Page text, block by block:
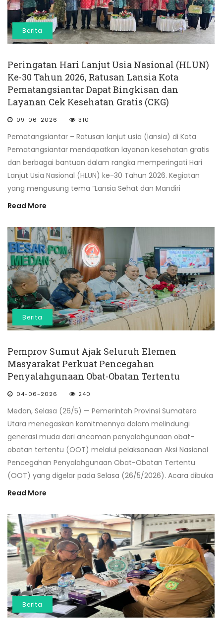
Berita
Peringatan Hari Lanjut Usia Nasional (HLUN)
Ke-30 Tahun 2026, Ratusan Lansia Kota
Pematangsiantar Dapat Bingkisan dan
Layanan Cek Kesehatan Gratis (CKG)
09-06-2026 310
Pematangsiantar – Ratusan lanjut usia (lansia) di Kota
Pematangsiantar mendapatkan layanan kesehatan gratis
dan berbagai bantuan dalam rangka memperingati Hari
Lanjut Usia Nasional (HLUN) ke-30 Tahun 2026. Kegiatan
yang mengusung tema “Lansia Sehat dan Mandiri
Read More
Berita
Pemprov Sumut Ajak Seluruh Elemen
Masyarakat Perkuat Pencegahan
Penyalahgunaan Obat-Obatan Tertentu
04-06-2026 240
Medan, Selasa (26/5) — Pemerintah Provinsi Sumatera
Utara menegaskan komitmennya dalam melindungi
generasi muda dari ancaman penyalahgunaan obat-
obatan tertentu (OOT) melalui pelaksanaan Aksi Nasional
Pencegahan Penyalahgunaan Obat-Obatan Tertentu
(OOT) yang digelar pada Selasa (26/5/2026). Acara dibuka
Read More
Berita